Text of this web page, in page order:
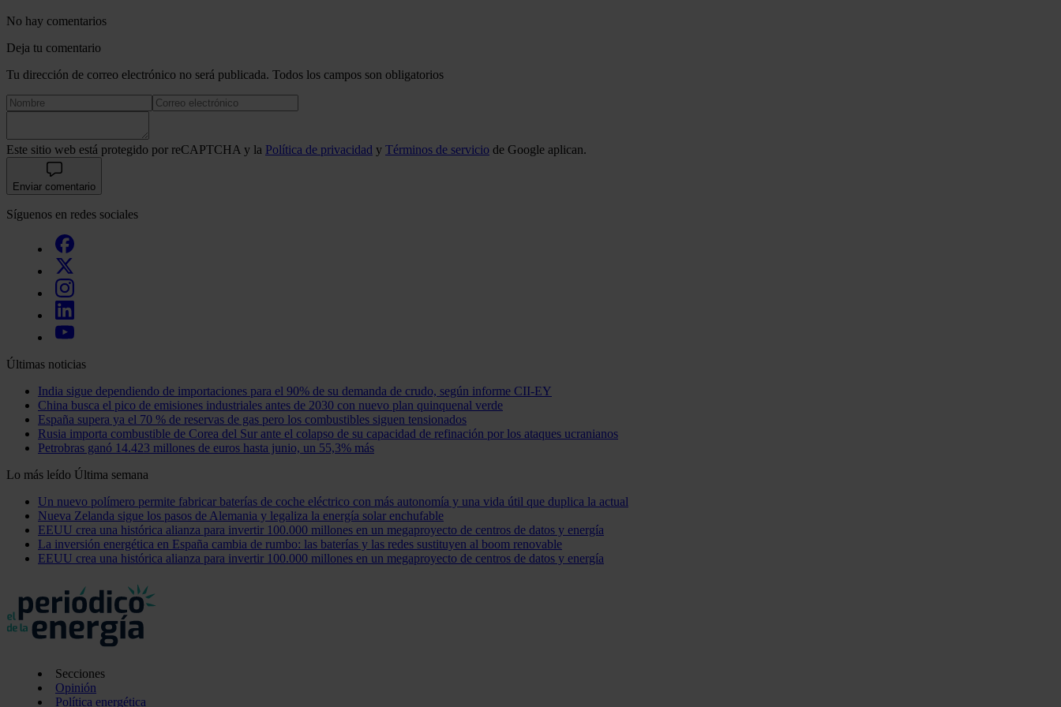
No hay comentarios
Deja tu comentario
Tu dirección de correo electrónico no será publicada. Todos los campos son obligatorios
Este sitio web está protegido por reCAPTCHA y la Política de privacidad y Términos de servicio de Google aplican.
Enviar comentario
Síguenos en redes sociales
Últimas noticias
India sigue dependiendo de importaciones para el 90% de su demanda de crudo, según informe CII-EY
China busca el pico de emisiones industriales antes de 2030 con nuevo plan quinquenal verde
España supera ya el 70 % de reservas de gas pero los combustibles siguen tensionados
Rusia importa combustible de Corea del Sur ante el colapso de su capacidad de refinación por los ataques ucranianos
Petrobras ganó 14.423 millones de euros hasta junio, un 55,3% más
Lo más leído Última semana
Un nuevo polímero permite fabricar baterías de coche eléctrico con más autonomía y una vida útil que duplica la actual
Nueva Zelanda sigue los pasos de Alemania y legaliza la energía solar enchufable
EEUU crea una histórica alianza para invertir 100.000 millones en un megaproyecto de centros de datos y energía
La inversión energética en España cambia de rumbo: las baterías y las redes sustituyen al boom renovable
EEUU crea una histórica alianza para invertir 100.000 millones en un megaproyecto de centros de datos y energía
Secciones
Opinión
Política energética